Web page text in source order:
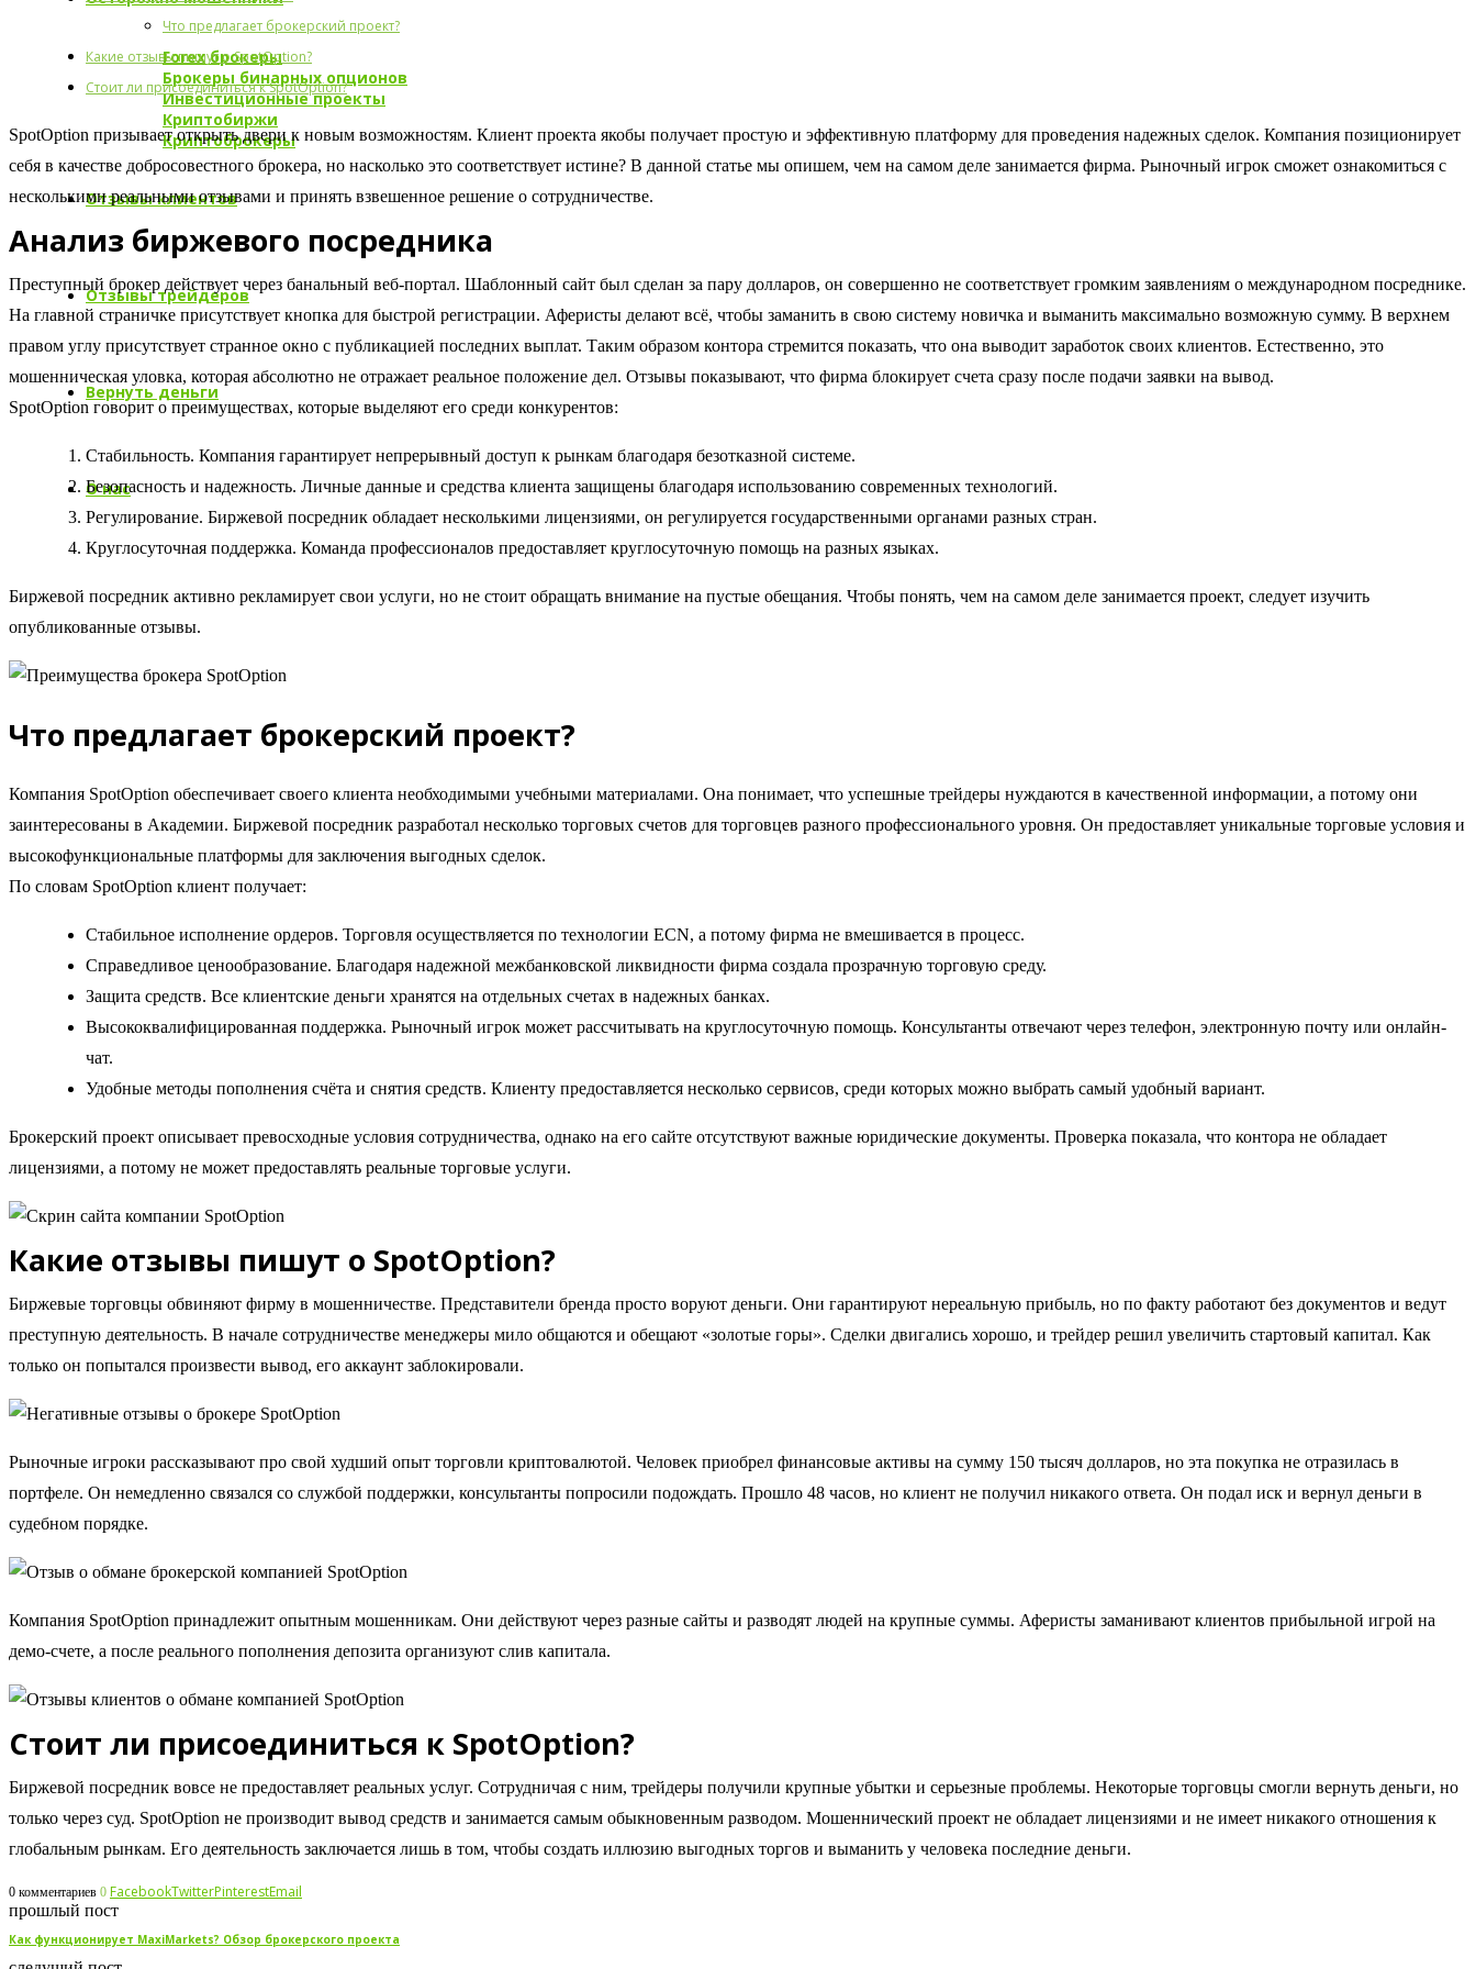
Forex брокеры
Брокеры бинарных опционов
Инвестиционные проекты
Криптобиржи
Криптоброкеры
Отзывы клиентов
Отзывы трейдеров
Вернуть деньги
О нас
Что предлагает брокерский проект?
Какие отзывы пишут о SpotOption?
Стоит ли присоединиться к SpotOption?
SpotOption призывает открыть двери к новым возможностям. Клиент проекта якобы получает простую и эффективную платформу для проведения надежных сделок. Компания позиционирует
себя в качестве добросовестного брокера, но насколько это соответствует истине? В данной статье мы опишем, чем на самом деле занимается фирма. Рыночный игрок сможет ознакомиться с
несколькими реальными отзывами и принять взвешенное решение о сотрудничестве.
Анализ биржевого посредника
Преступный брокер действует через банальный веб-портал. Шаблонный сайт был сделан за пару долларов, он совершенно не соответствует громким заявлениям о международном посреднике.
На главной страничке присутствует кнопка для быстрой регистрации. Аферисты делают всё, чтобы заманить в свою систему новичка и выманить максимально возможную сумму. В верхнем
правом углу присутствует странное окно с публикацией последних выплат. Таким образом контора стремится показать, что она выводит заработок своих клиентов. Естественно, это
мошенническая уловка, которая абсолютно не отражает реальное положение дел. Отзывы показывают, что фирма блокирует счета сразу после подачи заявки на вывод.
SpotOption говорит о преимуществах, которые выделяют его среди конкурентов:
Стабильность. Компания гарантирует непрерывный доступ к рынкам благодаря безотказной системе.
Безопасность и надежность. Личные данные и средства клиента защищены благодаря использованию современных технологий.
Регулирование. Биржевой посредник обладает несколькими лицензиями, он регулируется государственными органами разных стран.
Круглосуточная поддержка. Команда профессионалов предоставляет круглосуточную помощь на разных языках.
Биржевой посредник активно рекламирует свои услуги, но не стоит обращать внимание на пустые обещания. Чтобы понять, чем на самом деле занимается проект, следует изучить
опубликованные отзывы.
Что предлагает брокерский проект?
Компания SpotOption обеспечивает своего клиента необходимыми учебными материалами. Она понимает, что успешные трейдеры нуждаются в качественной информации, а потому они
заинтересованы в Академии. Биржевой посредник разработал несколько торговых счетов для торговцев разного профессионального уровня. Он предоставляет уникальные торговые условия и
высокофункциональные платформы для заключения выгодных сделок.
По словам SpotOption клиент получает:
Стабильное исполнение ордеров. Торговля осуществляется по технологии ECN, а потому фирма не вмешивается в процесс.
Справедливое ценообразование. Благодаря надежной межбанковской ликвидности фирма создала прозрачную торговую среду.
Защита средств. Все клиентские деньги хранятся на отдельных счетах в надежных банках.
Высококвалифицированная поддержка. Рыночный игрок может рассчитывать на круглосуточную помощь. Консультанты отвечают через телефон, электронную почту или онлайн-
чат.
Удобные методы пополнения счёта и снятия средств. Клиенту предоставляется несколько сервисов, среди которых можно выбрать самый удобный вариант.
Брокерский проект описывает превосходные условия сотрудничества, однако на его сайте отсутствуют важные юридические документы. Проверка показала, что контора не обладает
лицензиями, а потому не может предоставлять реальные торговые услуги.
Какие отзывы пишут о SpotOption?
Биржевые торговцы обвиняют фирму в мошенничестве. Представители бренда просто воруют деньги. Они гарантируют нереальную прибыль, но по факту работают без документов и ведут
преступную деятельность. В начале сотрудничестве менеджеры мило общаются и обещают «золотые горы». Сделки двигались хорошо, и трейдер решил увеличить стартовый капитал. Как
только он попытался произвести вывод, его аккаунт заблокировали.
Рыночные игроки рассказывают про свой худший опыт торговли криптовалютой. Человек приобрел финансовые активы на сумму 150 тысяч долларов, но эта покупка не отразилась в
портфеле. Он немедленно связался со службой поддержки, консультанты попросили подождать. Прошло 48 часов, но клиент не получил никакого ответа. Он подал иск и вернул деньги в
судебном порядке.
Компания SpotOption принадлежит опытным мошенникам. Они действуют через разные сайты и разводят людей на крупные суммы. Аферисты заманивают клиентов прибыльной игрой на
демо-счете, а после реального пополнения депозита организуют слив капитала.
Стоит ли присоединиться к SpotOption?
Биржевой посредник вовсе не предоставляет реальных услуг. Сотрудничая с ним, трейдеры получили крупные убытки и серьезные проблемы. Некоторые торговцы смогли вернуть деньги, но
только через суд. SpotOption не производит вывод средств и занимается самым обыкновенным разводом. Мошеннический проект не обладает лицензиями и не имеет никакого отношения к
глобальным рынкам. Его деятельность заключается лишь в том, чтобы создать иллюзию выгодных торгов и выманить у человека последние деньги.
0 комментариев 0 FacebookTwitterPinterestEmail
прошлый пост
Как функционирует MaxiMarkets? Обзор брокерского проекта